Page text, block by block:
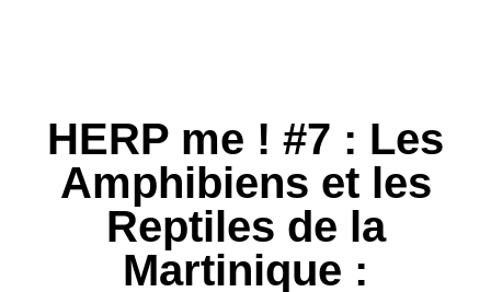
HERP me ! #7 : Les
Amphibiens et les
Reptiles de la
Martinique :